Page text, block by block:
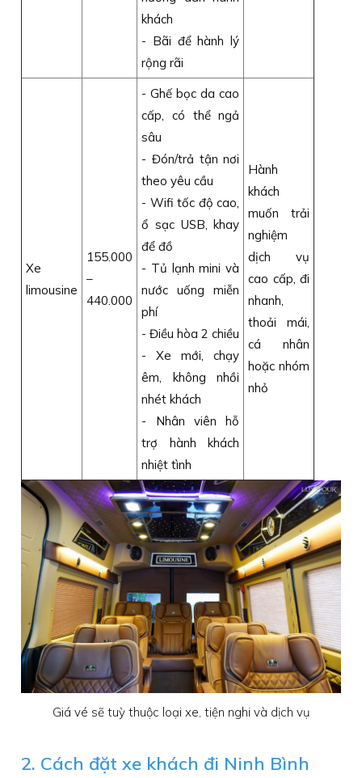
khách
- Bãi để hành lý
rộng rãi
Xe
limousine
155.000
–
440.000
- Ghế bọc da cao
cấp, có thể ngả
sâu
- Đón/trả tận nơi
theo yêu cầu
- Wifi tốc độ cao,
ổ sạc USB, khay
để đồ
- Tủ lạnh mini và
nước uống miễn
phí
- Điều hòa 2 chiều
- Xe mới, chạy
êm, không nhồi
nhét khách
- Nhân viên hỗ
trợ hành khách
nhiệt tình
Hành
khách
muốn trải
nghiệm
dịch vụ
cao cấp, đi
nhanh,
thoải mái,
cá nhân
hoặc nhóm
nhỏ
Giá vé sẽ tuỳ thuộc loại xe, tiện nghi và dịch vụ
2. Cách đặt xe khách đi Ninh Bình